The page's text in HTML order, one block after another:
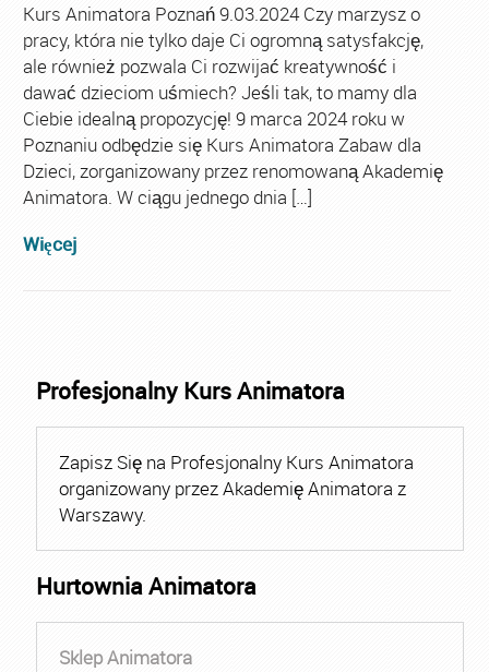
Kurs Animatora Poznań 9.03.2024 Czy marzysz o
pracy, która nie tylko daje Ci ogromną satysfakcję,
ale również pozwala Ci rozwijać kreatywność i
dawać dzieciom uśmiech? Jeśli tak, to mamy dla
Ciebie idealną propozycję! 9 marca 2024 roku w
Poznaniu odbędzie się Kurs Animatora Zabaw dla
Dzieci, zorganizowany przez renomowaną Akademię
Animatora. W ciągu jednego dnia […]
Więcej
Profesjonalny Kurs Animatora
Zapisz Się na Profesjonalny Kurs Animatora
organizowany przez Akademię Animatora z
Warszawy.
Hurtownia Animatora
Sklep Animatora